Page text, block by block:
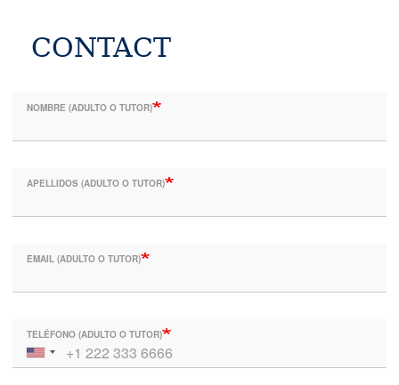
CONTACT
NOMBRE (ADULTO O TUTOR)
APELLIDOS (ADULTO O TUTOR)
EMAIL (ADULTO O TUTOR)
TELÉFONO (ADULTO O TUTOR)